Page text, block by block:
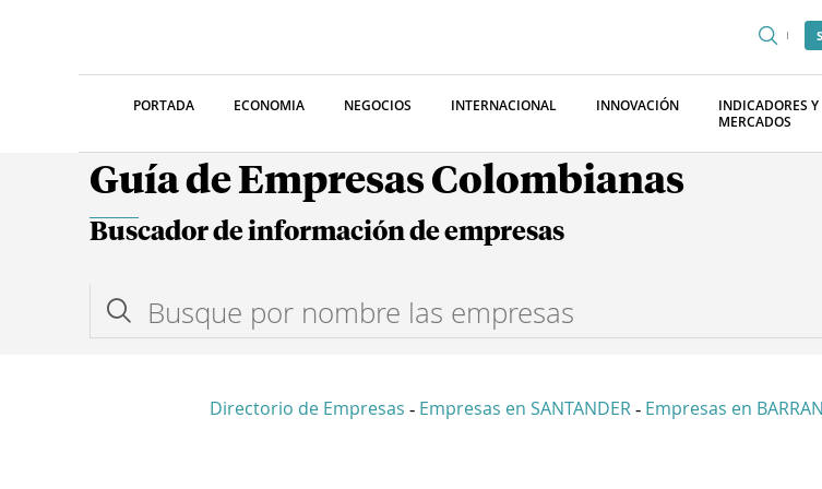
PORTADA ECONOMIA NEGOCIOS INTERNACIONAL INNOVACIÓN
INDICADORES Y
MERCADOS
Guía de Empresas Colombianas
Buscador de información de empresas
Directorio de Empresas - Empresas en SANTANDER - Empresas en